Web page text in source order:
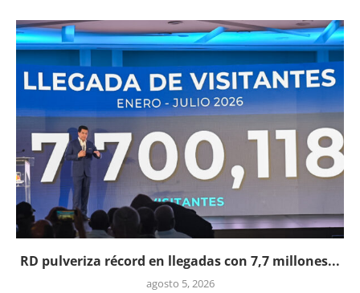
RD pulveriza récord en llegadas con 7,7 millones...
agosto 5, 2026